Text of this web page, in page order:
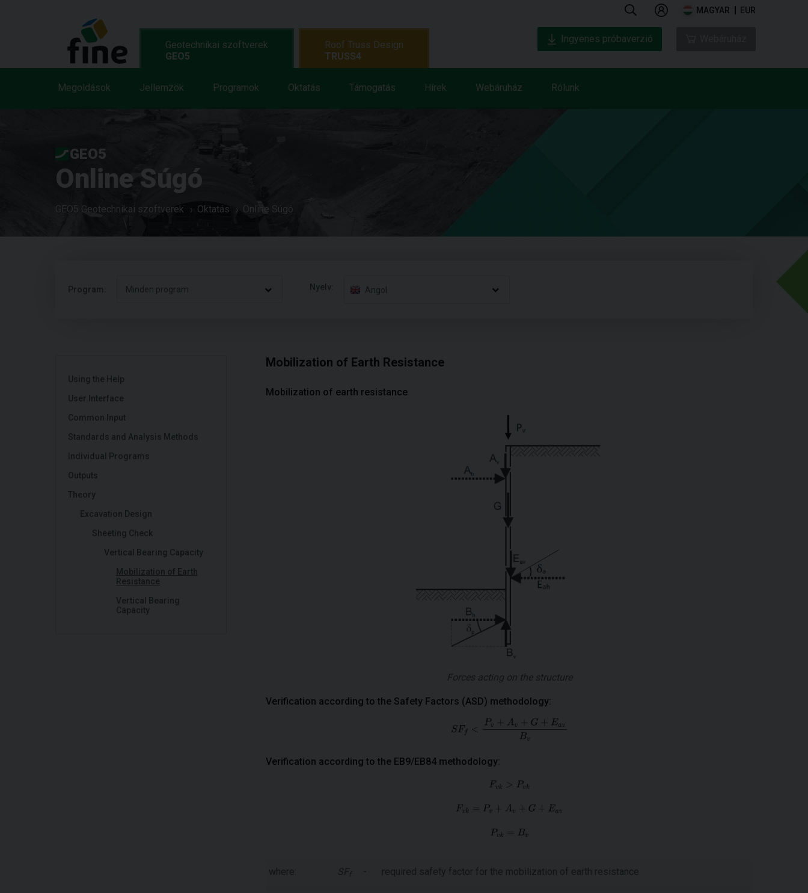
MAGYAR EUR
Geotechnikai szoftverek
GEO5
Megoldások Jellemzök Programok Oktatás Támogatás Hírek Webáruház Rólunk
Roof Truss Design
TRUSS4
Ingyenes próbaverzió
GEO5
Online Súgó
GEO5 Geotechnikai szoftverek Oktatás Online Súgó
Program: Minden program Nyelv: Angol
Using the Help
User Interface
Common Input
Standards and Analysis Methods
Individual Programs
Outputs
Theory
Excavation Design
Sheeting Check
Vertical Bearing Capacity
Mobilization of Earth
Resistance
Vertical Bearing
Capacity
Mobilization of Earth Resistance
Mobilization of earth resistance
Forces acting on the structure
Verification according to the Safety Factors (ASD) methodology:
Verification according to the EB9/EB84 methodology:
where: SF f - required safety factor for the mobilization of earth resistance